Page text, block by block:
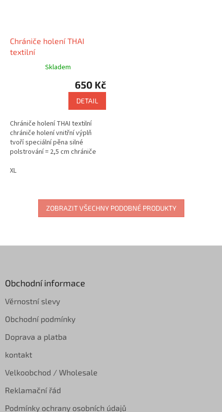
Chrániče holení THAI
textilní
Skladem
650 Kč
DETAIL
Chrániče holení THAI textilní
chrániče holení vnitřní výplň
tvoří speciální pěna silné
polstrování = 2,5 cm chrániče
specializované laboratoři
XL
ZOBRAZIT VŠECHNY PODOBNÉ PRODUKTY
Obchodní informace
Věrnostní slevy
Obchodní podmínky
Doprava a platba
kontakt
Velkoobchod / Wholesale
Reklamační řád
Podmínky ochrany osobních údajů